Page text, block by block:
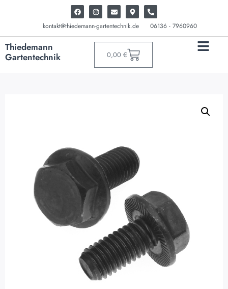
kontakt@thiedemann-gartentechnik.de 06136 - 7960960
Thiedemann
Gartentechnik
0,00 €